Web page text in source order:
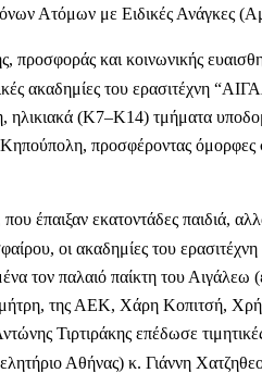
Ατόμων με Ειδικές Ανάγκες
προσφοράς και κοινωνικής
ακαδημίες του ερασιτέχνη
ηλικιακά (Κ7–Κ14) τμήματα
προσφέροντας όμορφες
έπαιξαν εκατοντάδες παιδιά,
οι ακαδημίες του
τον παλαιό παίκτη του
της ΑΕΚ, Χάρη Κοπιτσή,
Τιρτιράκης επέδωσε
Αθήνας) κ. Γιάννη